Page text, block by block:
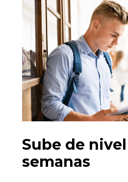
Sube de nivel
semanas